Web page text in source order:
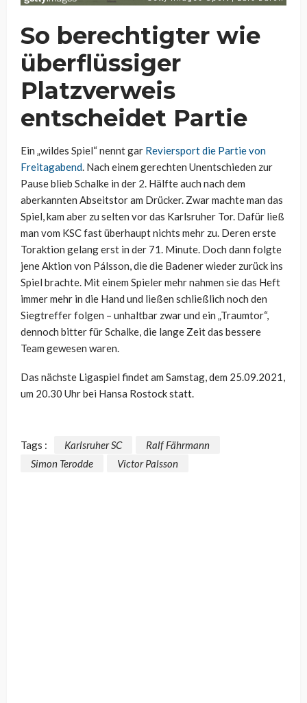
So berechtigter wie
überflüssiger
Platzverweis
entscheidet Partie
Ein „wildes Spiel“ nennt gar Reviersport die Partie von
Freitagabend. Nach einem gerechten Unentschieden zur
Pause blieb Schalke in der 2. Hälfte auch nach dem
aberkannten Abseitstor am Drücker. Zwar machte man das
Spiel, kam aber zu selten vor das Karlsruher Tor. Dafür ließ
man vom KSC fast überhaupt nichts mehr zu. Deren erste
Toraktion gelang erst in der 71. Minute. Doch dann folgte
jene Aktion von Pálsson, die die Badener wieder zurück ins
Spiel brachte. Mit einem Spieler mehr nahmen sie das Heft
immer mehr in die Hand und ließen schließlich noch den
Siegtreffer folgen – unhaltbar zwar und ein „Traumtor“,
dennoch bitter für Schalke, die lange Zeit das bessere
Team gewesen waren.
Das nächste Ligaspiel findet am Samstag, dem 25.09.2021,
um 20.30 Uhr bei Hansa Rostock statt.
Tags : Karlsruher SC
Ralf Fährmann
Simon Terodde
Victor Palsson